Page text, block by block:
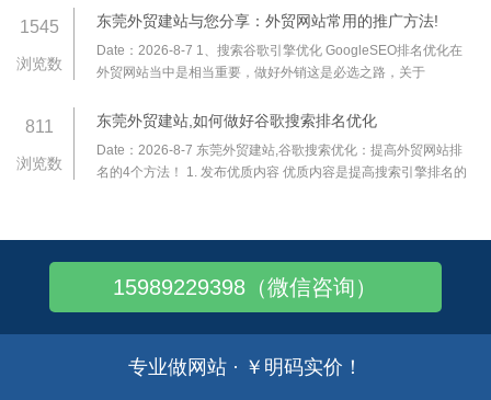
低的； （3）参考竞争对手网站的关键词；
1545
浏览数
东莞外贸建站与您分享：外贸网站常用的推广方法!
Date：2026-8-7 1、搜索谷歌引擎优化 GoogleSEO排名优化在
外贸网站当中是相当重要，做好外销这是必选之路，关于
件可以，也可以自己进行优化，一定要正当的排名手
811
浏览数
东莞外贸建站,如何做好谷歌搜索排名优化
Date：2026-8-7 东莞外贸建站,谷歌搜索优化：提高外贸网站排
名的4个方法！ 1. 发布优质内容 优质内容是提高搜索引擎排名的
15989229398（微信咨询）
专业做网站 · ￥明码实价！